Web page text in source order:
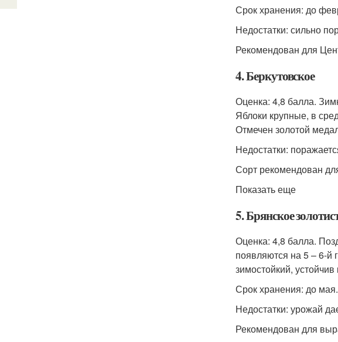
Срок хранения: до
Недостатки: сильно
Рекомендован для
4. Беркутовское
Оценка: 4,8 балла.
Яблоки крупные, в
Отмечен золотой
Недостатки:
Сорт рекомендован
Показать еще
5. Брянское
Оценка: 4,8 балла.
появляются на 5 – 6-й
зимостойкий,
Срок хранения: до мая.
Недостатки: урожай
Рекомендован для